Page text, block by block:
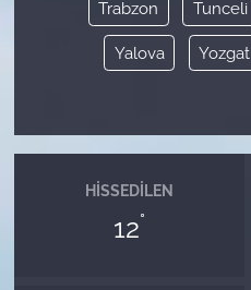
Trabzon Tunceli
Yalova Yozgat
HISSEDILEN
12°